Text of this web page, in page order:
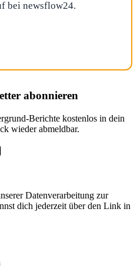
bei newsflow24.
abonnieren
Berichte kostenlos in dein
wieder abmeldbar.
Datenverarbeitung zur
dich jederzeit über den Link in